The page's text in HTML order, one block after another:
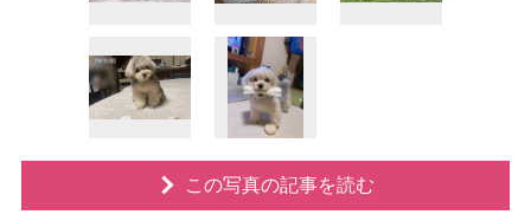
この写真の記事を読む